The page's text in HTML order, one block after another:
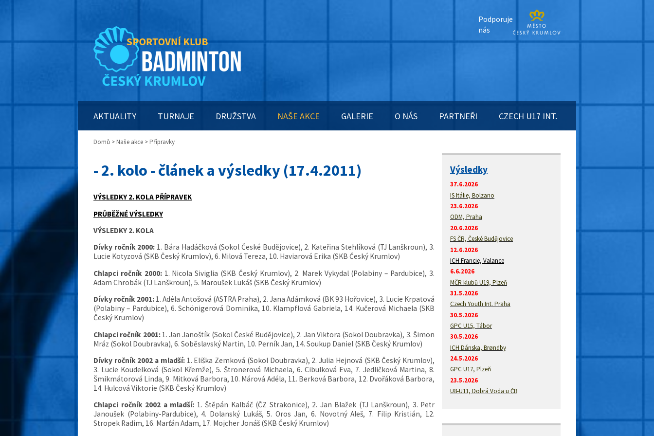
Podporuje
nás
AKTUALITY TURNAJE DRUŽSTVA NAŠE AKCE GALERIE O NÁS PARTNEŘI CZECH U17 INT.
Domů > Naše akce > Přípravky
- 2. kolo - článek a výsledky (17.4.2011)
VÝSLEDKY 2. KOLA PŘÍPRAVEK
PRŮBĚŽNÉ VÝSLEDKY
VÝSLEDKY 2. KOLA
Dívky ročník 2000: 1. Bára Hadáčková (Sokol České Budějovice), 2. Kateřina Stehlíková (TJ Lanškroun), 3.
Lucie Kotyzová (SKB Český Krumlov), 6. Milová Tereza, 10. Haviarová Erika (SKB Český Krumlov)
Chlapci ročník 2000: 1. Nicola Siviglia (SKB Český Krumlov), 2. Marek Vykydal (Polabiny – Pardubice), 3.
Adam Chrobák (TJ Lanškroun), 5. Maroušek Lukáš (SKB Český Krumlov)
Dívky ročník 2001: 1. Adéla Antošová (ASTRA Praha), 2. Jana Adámková (BK 93 Hořovice), 3. Lucie Krpatová
(Polabiny – Pardubice), 6. Schönigerová Dominika, 10. Klampflová Gabriela, 14. Kučerová Michaela (SKB
Český Krumlov)
Chlapci ročník 2001: 1. Jan Janoštík (Sokol České Budějovice), 2. Jan Viktora (Sokol Doubravka), 3. Šimon
Mráz (Sokol Doubravka), 6. Soběslavský Martin, 10. Perník Jan, 14. Soukup Daniel (SKB Český Krumlov)
Dívky ročník 2002 a mladší: 1. Eliška Zemková (Sokol Doubravka), 2. Julia Hejnová (SKB Český Krumlov),
3. Lucie Koudelková (Sokol Křemže), 5. Štronerová Michaela, 6. Cibulková Eva, 7. Jedličková Martina, 8.
Šmikmátorová Linda, 9. Mitková Barbora, 10. Márová Adéla, 11. Berková Barbora, 12. Dvořáková Barbora,
14. Hulcová Viktorie (SKB Český Krumlov)
Chlapci ročník 2002 a mladší: 1. Štěpán Kalbáč (ČZ Strakonice), 2. Jan Blažek (TJ Lanškroun), 3. Petr
Janoušek (Polabiny-Pardubice), 4. Dolanský Lukáš, 5. Oros Jan, 6. Novotný Aleš, 7. Filip Kristián, 12.
Stropek Radim, 16. Marťán Adam, 17. Mojcher Jonáš (SKB Český Krumlov)
Výsledky
37.6.2026
IS Itálie, Bolzano
23.6.2026
ODM, Praha
20.6.2026
FS ČR, České Budějovice
12.6.2026
ICH Francie, Valance
6.6.2026
MČR klubů U19, Plzeň
31.5.2026
Czech Youth Int. Praha
30.5.2026
GPC U15, Tábor
30.5.2026
ICH Dánska, Brøndby
24.5.2026
GPC U17, Plzeň
23.5.2026
U8-U11, Dobrá Voda u ČB